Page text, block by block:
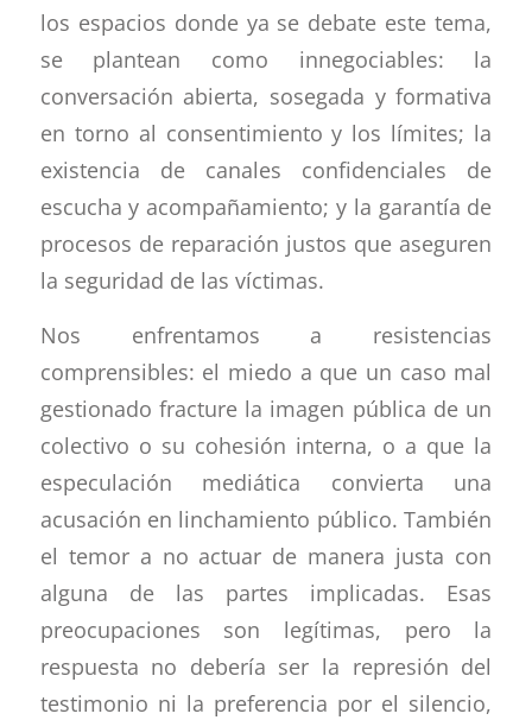
los espacios donde ya se debate este tema,
se plantean como innegociables: la
conversación abierta, sosegada y formativa
en torno al consentimiento y los límites; la
existencia de canales confidenciales de
escucha y acompañamiento; y la garantía de
procesos de reparación justos que aseguren
la seguridad de las víctimas.
Nos enfrentamos a resistencias
comprensibles: el miedo a que un caso mal
gestionado fracture la imagen pública de un
colectivo o su cohesión interna, o a que la
especulación mediática convierta una
acusación en linchamiento público. También
el temor a no actuar de manera justa con
alguna de las partes implicadas. Esas
preocupaciones son legítimas, pero la
respuesta no debería ser la represión del
testimonio ni la preferencia por el silencio,